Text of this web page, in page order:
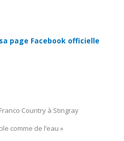
page Facebook officielle
Country à Stingray
comme de l’eau »